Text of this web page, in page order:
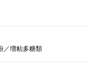
／増粘多糖類